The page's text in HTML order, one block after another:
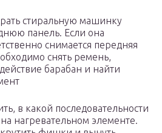
стиральную машинку
панель. Если она
снимается передняя
снять ремень,
барабан и найти
в какой последовательности
нагревательном элементе.